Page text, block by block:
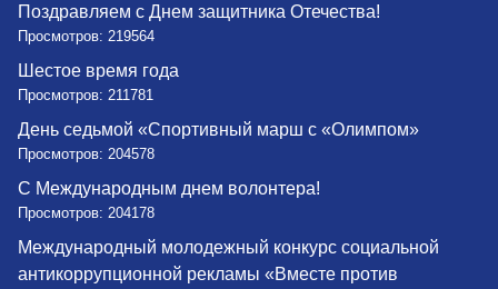
Поздравляем с Днем защитника Отечества!
Просмотров: 219564
Шестое время года
Просмотров: 211781
День седьмой «Спортивный марш с «Олимпом»
Просмотров: 204578
С Международным днем волонтера!
Просмотров: 204178
Международный молодежный конкурс социальной
антикоррупционной рекламы «Вместе против